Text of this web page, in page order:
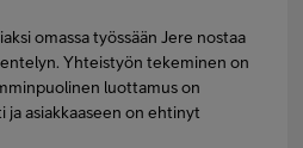
omassa työssään Jere nostaa
Yhteistyön tekeminen on
luottamus on
asiakkaaseen on ehtinyt